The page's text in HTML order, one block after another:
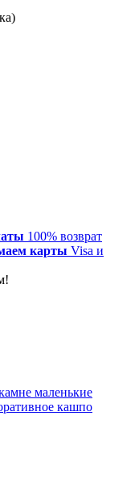
100% возврат
карты Visa и
кашпо